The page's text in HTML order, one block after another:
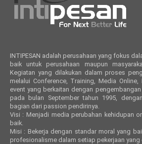
INTIPESAN adalah perusahaan yang fokus
baik untuk perusahaan maupun
Kegiatan yang dilakukan dalam proses
melalui Conference, Training, Media
event yang berkaitan dengan
pada bulan September tahun 1995,
bagian dari passion pendirinya.
Visi : Menjadi media perubahan kehidupan
baik.
Misi : Bekerja dengan standar moral yang
profesionalisme dalam setiap pekerjaan yang